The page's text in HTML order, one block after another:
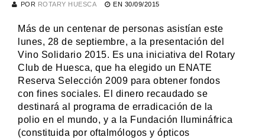
POR ROTARY HUESCA EN 30/09/2015
Más de un centenar de personas asistían este
lunes, 28 de septiembre, a la presentación del
Vino Solidario 2015. Es una iniciativa del Rotary
Club de Huesca, que ha elegido un ENATE
Reserva Selección 2009 para obtener fondos
con fines sociales. El dinero recaudado se
destinará al programa de erradicación de la
polio en el mundo, y a la Fundación Ilumináfrica
(constituida por oftalmólogos y ópticos